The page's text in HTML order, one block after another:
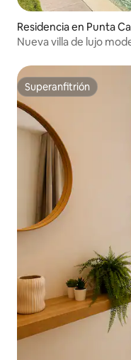
Residencia en Punta
Nueva villa de lujo
Superanfitrión
Superanfitrión